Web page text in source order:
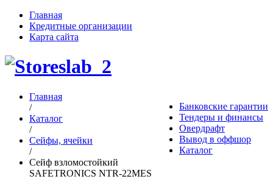
Главная
Кредитные организации
Карта сайта
Банковские гарантии
Тендеры и финансы
Овердрафт
Вывод в оффшор
Каталог
Главная
/
Каталог
/
Сейфы, ячейки
/
Сейф взломостойкий
SAFETRONICS NTR-22MES